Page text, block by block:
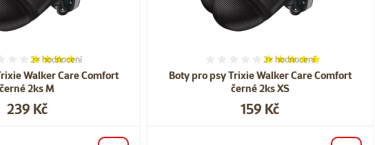
Walker Care Comfort
černé 2ks M
Hodnocení 80%, počet hodnocení: 2
2× hodnocení
Cena
239 Kč
Boty pro psy Trixie Walker Care Comfort
černé 2ks XS
Hodnocení 100%, počet
2× hodnocení
Cena
159 Kč